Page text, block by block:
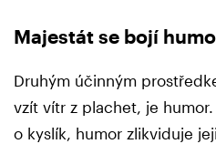
Majestát se bojí
Druhým účinným
vzít vítr z plachet, je
o kyslík, humor zlikviduje